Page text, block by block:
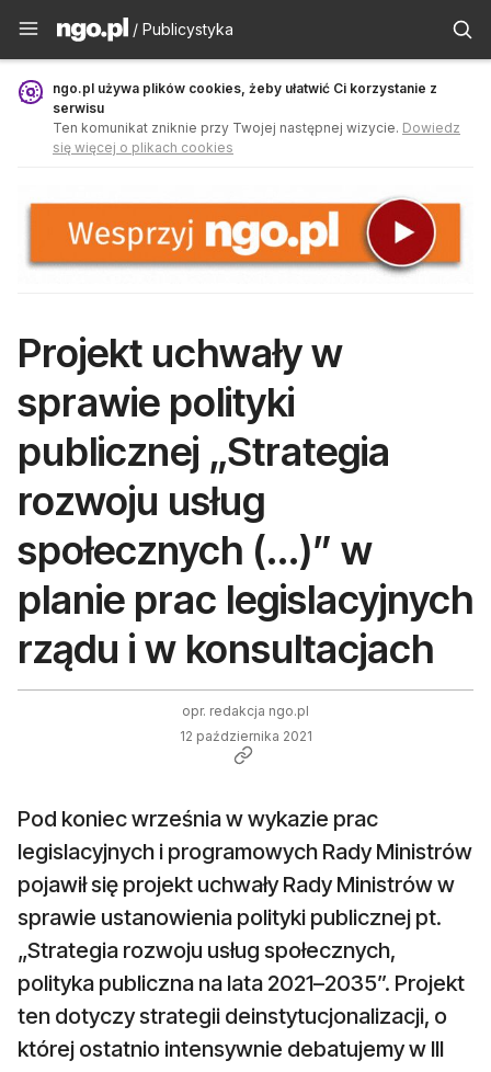
Publicystyka - ngo.pl
/ Publicystyka
ngo.pl używa plików cookies, żeby ułatwić Ci korzystanie z
serwisu
Ten komunikat zniknie przy Twojej następnej wizycie. Dowiedz
się więcej o plikach cookies
Projekt uchwały w
sprawie polityki
publicznej „Strategia
rozwoju usług
społecznych (...)” w
planie prac legislacyjnych
rządu i w konsultacjach
opr. redakcja ngo.pl
12 października 2021
Pod koniec września w wykazie prac
legislacyjnych i programowych Rady Ministrów
pojawił się projekt uchwały Rady Ministrów w
sprawie ustanowienia polityki publicznej pt.
„Strategia rozwoju usług społecznych,
polityka publiczna na lata 2021–2035”. Projekt
ten dotyczy strategii deinstytucjonalizacji, o
której ostatnio intensywnie debatujemy w III